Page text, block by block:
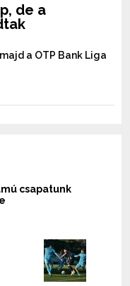
de a
a OTP Bank Liga
csapatunk